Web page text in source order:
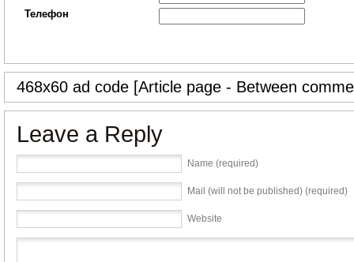
Телефон
468x60 ad code [Article page - Between
Leave a Reply
Name (required)
Mail (will not be published) (required)
Website